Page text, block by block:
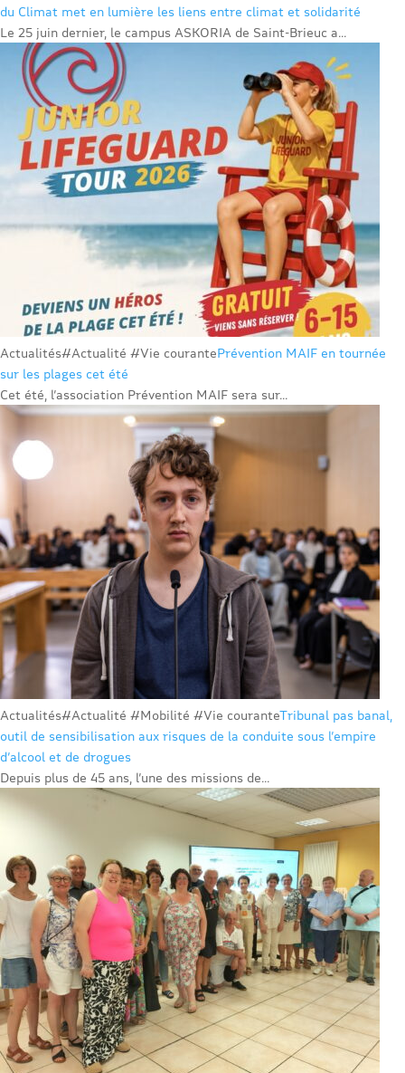
du Climat met en lumière les liens entre climat et solidarité
Le 25 juin dernier, le campus ASKORIA de Saint-Brieuc a...
Actualités#Actualité #Vie courantePrévention MAIF en tournée
sur les plages cet été
Cet été, l’association Prévention MAIF sera sur...
Actualités#Actualité #Mobilité #Vie couranteTribunal pas banal,
outil de sensibilisation aux risques de la conduite sous l’empire
d’alcool et de drogues
Depuis plus de 45 ans, l’une des missions de...